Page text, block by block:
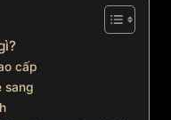
cấp
sang